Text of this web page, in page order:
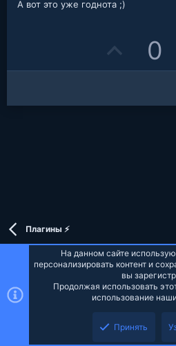
А вот это уже годнота ;)
p
v
0
Плагины ⚡
Russian (RU)
R
На данном сайте
персонализировать контент и
вы
Продолжая использовать
использование
Принять